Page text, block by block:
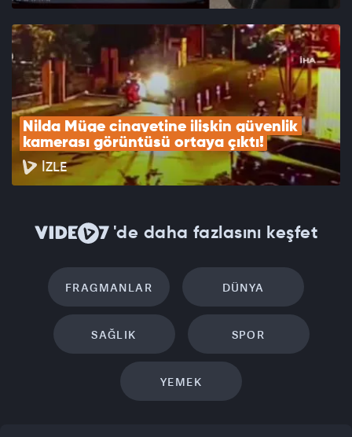
Nilda Müge cinayetine ilişkin güvenlik
kamerası görüntüsü ortaya çıktı!
İZLE
'de daha fazlasını keşfet
FRAGMANLAR DÜNYA
SAĞLIK SPOR
YEMEK